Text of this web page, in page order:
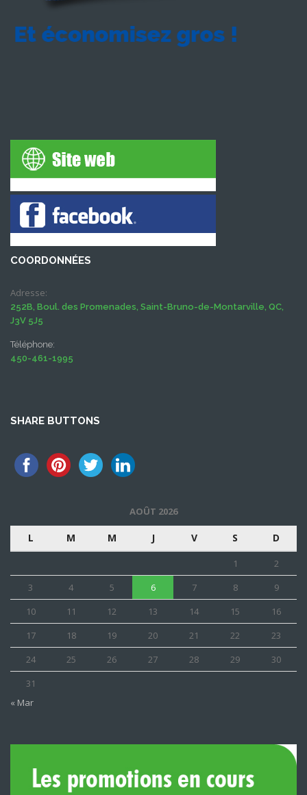
COORDONNÉES
Adresse:
252B, Boul. des Promenades, Saint-Bruno-de-Montarville, QC,
J3V 5J5
Téléphone:
450-461-1995
SHARE BUTTONS
AOÛT 2026
L M M J V S D
1
2
3
4 5 6 7 8
9
10
11 12 13 14 15
16
17
18 19 20 21 22
23
24
25 26 27 28 29
30
31
« Mar